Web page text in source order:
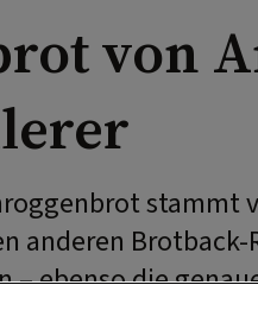
von
stammt
anderen
– ebenso die